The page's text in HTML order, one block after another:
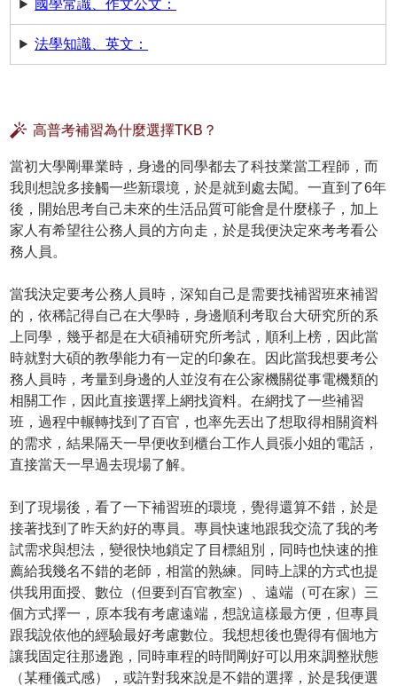
國學常識、作文公文：
法學知識、英文：
高普考補習為什麼選擇TKB？
當初大學剛畢業時，身邊的同學都去了科技業當工程師，而
我則想說多接觸一些新環境，於是就到處去闖。一直到了6年
後，開始思考自己未來的生活品質可能會是什麼樣子，加上
家人有希望往公務人員的方向走，於是我便決定來考考看公
務人員。
當我決定要考公務人員時，深知自己是需要找補習班來補習
的，依稀記得自己在大學時，身邊順利考取台大研究所的系
上同學，幾乎都是在大碩補研究所考試，順利上榜，因此當
時就對大碩的教學能力有一定的印象在。因此當我想要考公
務人員時，考量到身邊的人並沒有在公家機關從事電機類的
相關工作，因此直接選擇上網找資料。在網找了一些補習
班，過程中輾轉找到了百官，也率先丟出了想取得相關資料
的需求，結果隔天一早便收到櫃台工作人員張小姐的電話，
直接當天一早過去現場了解。
到了現場後，看了一下補習班的環境，覺得還算不錯，於是
接著找到了昨天約好的專員。專員快速地跟我交流了我的考
試需求與想法，變很快地鎖定了目標組別，同時也快速的推
薦給我幾名不錯的老師，相當的熟練。同時上課的方式也提
供我用面授、數位（但要到百官教室）、遠端（可在家）三
個方式擇一，原本我有考慮遠端，想說這樣最方便，但專員
跟我說依他的經驗最好考慮數位。我想想後也覺得有個地方
讓我固定往那邊跑，同時車程的時間剛好可以用來調整狀態
（某種儀式感），或許對我來說是不錯的選擇，於是我便選